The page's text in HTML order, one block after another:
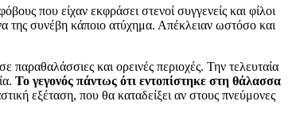
που είχαν εκφράσει στενοί συγγενείς και φίλοι
της συνέβη κάποιο ατύχημα. Απέκλειαν ωστόσο και
και ορεινές περιοχές. Την τελευταία
Το γεγονός πάντως ότι εντοπίστηκε στη θάλασσα
εξέταση, που θα καταδείξει αν στους πνεύμονες